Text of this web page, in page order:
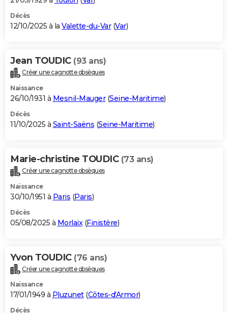
Décès
12/10/2025 à la Valette-du-Var(Var)
Jean TOUDIC (93 ans)
Créer une cagnotte obsèques
Naissance
26/10/1931 à Mesnil-Mauger(Seine-Maritime)
Décès
11/10/2025 à Saint-Saëns (Seine-Maritime)
Marie-christine TOUDIC (73 ans)
Créer une cagnotte obsèques
Naissance
30/10/1951 à Paris (Paris)
Décès
05/08/2025 à Morlaix (Finistère)
Yvon TOUDIC (76 ans)
Créer une cagnotte obsèques
Naissance
17/01/1949 à Pluzunet(Côtes-d'Armor)
Décès